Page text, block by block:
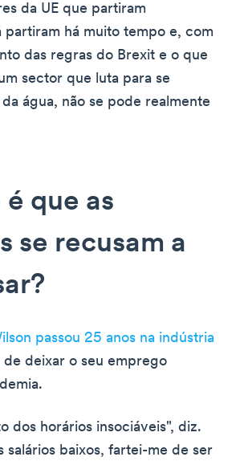
da UE que partiram
partiram há muito tempo e, com
das regras do Brexit e o que
sector que luta para se
água, não se pode realmente
é que as
se recusam a
passou 25 anos na indústria
de deixar o seu emprego
dos horários insociáveis", diz.
salários baixos, fartei-me de ser